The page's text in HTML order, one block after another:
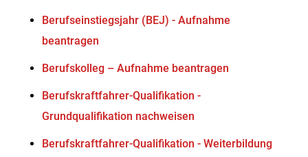
Berufseinstiegsjahr (BEJ) - Aufnahme
beantragen
Berufskolleg – Aufnahme beantragen
Berufskraftfahrer-Qualifikation -
Grundqualifikation nachweisen
Berufskraftfahrer-Qualifikation - Weiterbildung